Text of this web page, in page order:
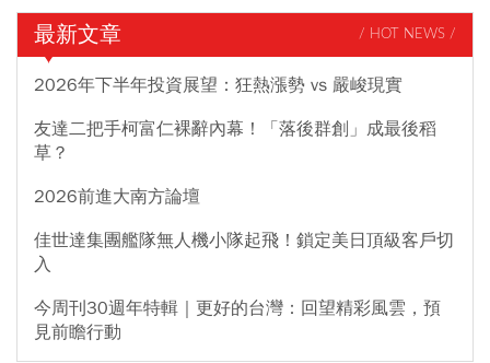
最新文章 / HOT NEWS /
2026年下半年投資展望：狂熱漲勢 vs 嚴峻現實
友達二把手柯富仁裸辭內幕！「落後群創」成最後稻
草？
2026前進大南方論壇
佳世達集團艦隊無人機小隊起飛！鎖定美日頂級客戶切
入
今周刊30週年特輯｜更好的台灣：回望精彩風雲，預
見前瞻行動